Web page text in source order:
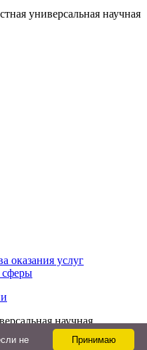
универсальная научная
оказания услуг
сферы
научная
Принимаю
не